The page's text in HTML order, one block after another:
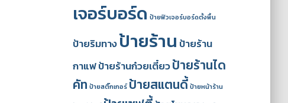
เจอร์บอร์ด ป้ายฟิวเจอร์บอร์ดตั้งพื้น
ป้ายริมทางป้ายร้าน ป้ายร้าน
กาแฟป้ายร้านก๋วยเตี๋ยวป้ายร้านได
คัท ป้ายสติ๊กเกอร์ ป้ายสแตนดี้ ป้ายหน้าร้าน